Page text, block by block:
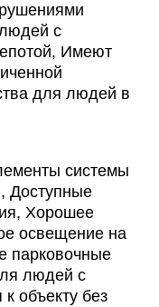
с
Имеют
для людей в
системы
Доступные
Хорошее
освещение на
парковочные
людей с
объекту без